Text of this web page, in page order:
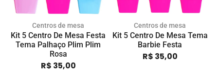
Centros de mesa
Kit 5 Centro De Mesa Festa
Tema Palhaço Plim Plim
Rosa
R$ 35,00
Centros de mesa
Kit 5 Centro De Mesa Tema
Barbie Festa
R$ 35,00